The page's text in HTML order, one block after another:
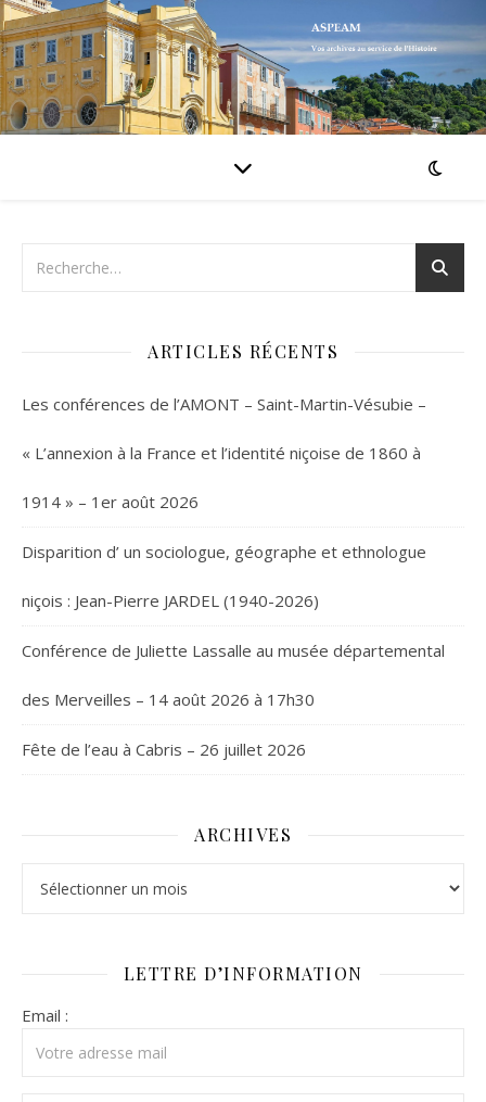
ARTICLES RÉCENTS
Les conférences de l’AMONT – Saint-Martin-Vésubie –
« L’annexion à la France et l’identité niçoise de 1860 à
1914 » – 1er août 2026
Disparition d’ un sociologue, géographe et ethnologue
niçois : Jean-Pierre JARDEL (1940-2026)
Conférence de Juliette Lassalle au musée départemental
des Merveilles – 14 août 2026 à 17h30
Fête de l’eau à Cabris – 26 juillet 2026
ARCHIVES
LETTRE D’INFORMATION
Email :